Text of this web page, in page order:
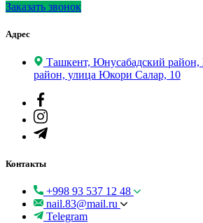
Заказать звонок
Адрес
Ташкент, Юнусабадский
район, улица Юкори Салар, 10
Контакты
+998 93 537 12 48
nail.83@mail.ru
Telegram